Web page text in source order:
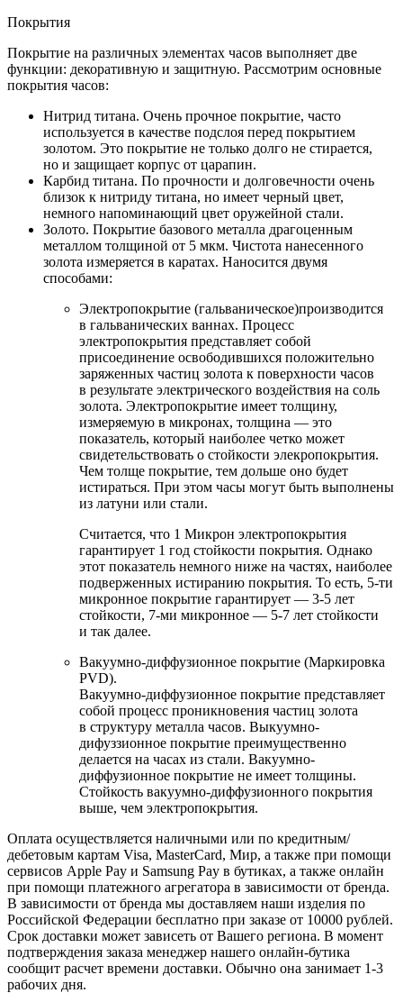
Покрытия
Покрытие на различных элементах часов выполняет две
функции: декоративную и защитную. Рассмотрим основные
покрытия часов:
Нитрид титана. Очень прочное покрытие, часто
используется в качестве подслоя перед покрытием
золотом. Это покрытие не только долго не стирается,
но и защищает корпус от царапин.
Карбид титана. По прочности и долговечности очень
близок к нитриду титана, но имеет черный цвет,
немного напоминающий цвет оружейной стали.
Золото. Покрытие базового металла драгоценным
металлом толщиной от 5 мкм. Чистота нанесенного
золота измеряется в каратах. Наносится двумя
способами:
Электропокрытие (гальваническое)производится
в гальванических ваннах. Процесс
электропокрытия представляет собой
присоединение освободившихся положительно
заряженных частиц золота к поверхности часов
в результате электрического воздействия на соль
золота. Электропокрытие имеет толщину,
измеряемую в микронах, толщина — это
показатель, который наиболее четко может
свидетельствовать о стойкости элекропокрытия.
Чем толще покрытие, тем дольше оно будет
истираться. При этом часы могут быть выполнены
из латуни или стали.
Считается, что 1 Микрон электропокрытия
гарантирует 1 год стойкости покрытия. Однако
этот показатель немного ниже на частях, наиболее
подверженных истиранию покрытия. То есть, 5-ти
микронное покрытие гарантирует — 3-5 лет
стойкости, 7-ми микронное — 5-7 лет стойкости
и так далее.
Вакуумно-диффузионное покрытие (Маркировка
PVD).
Вакуумно-диффузионное покрытие представляет
собой процесс проникновения частиц золота
в структуру металла часов. Выкуумно-
дифуззионное покрытие преимущественно
делается на часах из стали. Вакуумно-
диффузионное покрытие не имеет толщины.
Стойкость вакуумно-диффузионного покрытия
выше, чем электропокрытия.
Оплата осуществляется наличными или по кредитным/
дебетовым картам Visa, MasterCard, Мир, а также при помощи
сервисов Apple Pay и Samsung Pay в бутиках, а также онлайн
при помощи платежного агрегатора в зависимости от бренда.
В зависимости от бренда мы доставляем наши изделия по
Российской Федерации бесплатно при заказе от 10000 рублей.
Срок доставки может зависеть от Вашего региона. В момент
подтверждения заказа менеджер нашего онлайн-бутика
сообщит расчет времени доставки. Обычно она занимает 1-3
рабочих дня.